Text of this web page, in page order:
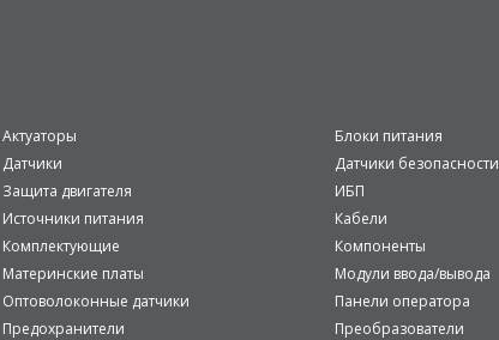
Актуаторы
Блоки питания
Датчики
Датчики безопасности
Защита двигателя
ИБП
Источники питания
Кабели
Комплектующие
Компоненты
Материнские платы
Модули ввода/вывода
Оптоволоконные датчики
Панели оператора
Предохранители
Преобразователи